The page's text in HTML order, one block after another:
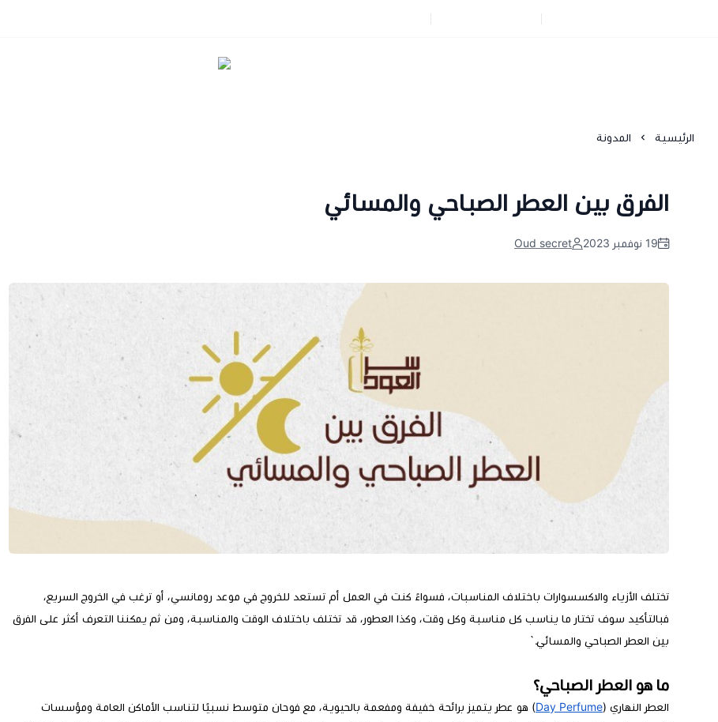
الرئيسية المدونة
الفرق بين العطر الصباحي والمسائي
19 نوفمبر 2023 Oud secret
تختلف الأزياء والاكسسوارات باختلاف المناسبات، فسواءً كنت في العمل أم تستعد للخروج في موعد رومانسي، أو ترغب في الخروج السريع،
فبالتأكيد سوف تختار ما يناسب كل مناسبة وكل وقت، وكذا العطور، قد تختلف باختلاف الوقت والمناسبة، ومن ثم يمكننا التعرف أكثر على الفرق
بين العطر الصباحي والمسائي.`
ما هو العطر الصباحي؟
العطر النهاري (Day Perfume ) هو عطر يتميز برائحة خفيفة ومفعمة بالحيوية، مع فوحان متوسط نسبيًا لتناسب الأماكن العامة ومؤسسات